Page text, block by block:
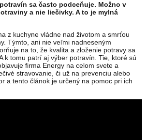
sa často podceňuje. Možno v
a nie liečivky. A to je mylná
z kuchyne vládne nad životom a smrťou
Týmto, ani nie veľmi nadneseným
na to, že kvalita a zloženie potravy sa
k tomu patrí aj výber potravín. Tie, ktoré sú
firma Energy na celom svete a
stravovanie, či už na prevenciu alebo
a tento článok je určený na pomoc pri ich